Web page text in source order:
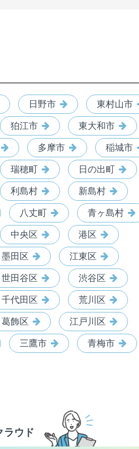
日野市 東村山市
狛江市 東大和市
多摩市 稲城市
瑞穂町 日の出町
利島村 新島村
八丈町 青ヶ島村
中央区 港区
墨田区 江東区
世田谷区 渋谷区
千代田区 荒川区
葛飾区 江戸川区
三鷹市 青梅市
ラウド